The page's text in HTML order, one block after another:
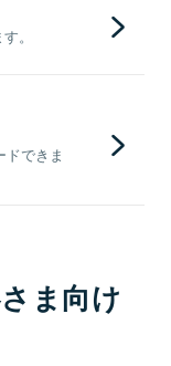
。
できま
ま向け